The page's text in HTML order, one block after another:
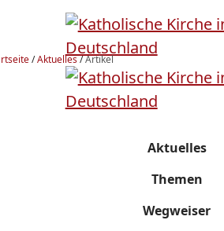
/Aktuelles/Artikel
Aktuelles
Themen
Wegweiser